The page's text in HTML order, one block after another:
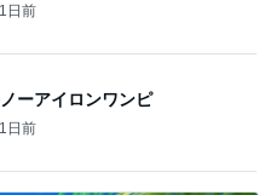
1日前
ーアイロンワンピ
1日前